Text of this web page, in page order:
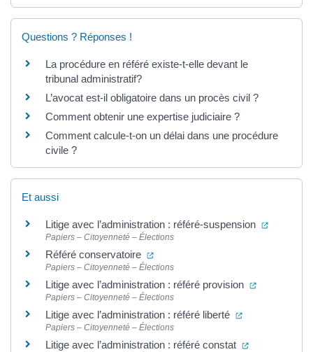
Questions ? Réponses !
La procédure en référé existe-t-elle devant le
tribunal administratif?
L’avocat est-il obligatoire dans un procès civil ?
Comment obtenir une expertise judiciaire ?
Comment calcule-t-on un délai dans une procédure
civile ?
Et aussi
Litige avec l’administration : référé-suspension
Papiers – Citoyenneté – Élections
Référé conservatoire (ouverture dans un nouvel onglet)
Papiers – Citoyenneté – Élections
Litige avec l’administration : référé provision (ouverture
Papiers – Citoyenneté – Élections
Litige avec l’administration : référé liberté (ouverture
Papiers – Citoyenneté – Élections
Litige avec l’administration : référé constat (ouverture